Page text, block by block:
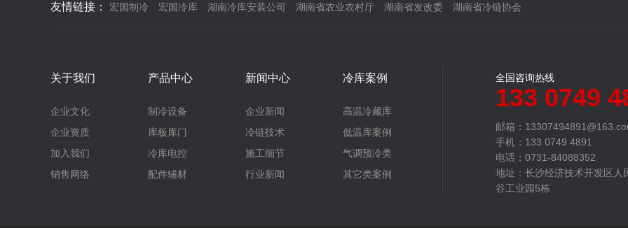
友情链接： 宏国制冷 宏国冷库 湖南冷库安装公司 湖南省农业农村厅 湖南省发改委 湖南省冷链协会
关于我们
企业文化
企业资质
加入我们
销售网络
产品中心
制冷设备
库板库门
冷库电控
配件辅材
新闻中心
企业新闻
冷链技术
施工细节
行业新闻
冷库案例
高温冷藏库
低温库案例
气调预冷类
其它类案例
全国咨询热线
133 0749
邮箱：
手机：133 0749 4891
电话：0731-84088352
地址：长沙经济技术开发区人
谷工业园5栋